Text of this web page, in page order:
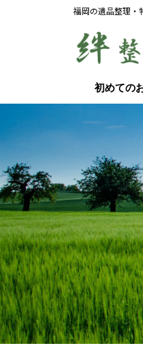
福岡の遺品整理・
初めての